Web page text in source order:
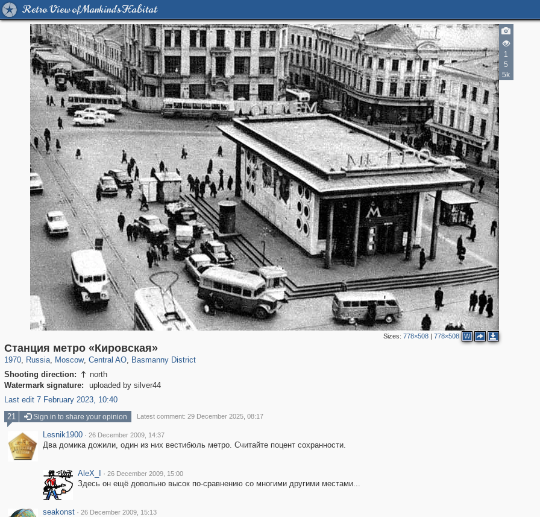
Retro View of Mankind's Habitat
1
5
5k
Sizes: 778×508| 778×508 W
Станция метро «Кировская»
1970, Russia
1,405,989 29,243
, Moscow
319,716 8,286
, Central AO
159,930 5,916
, Basmanny District
13,198
Shooting direction:  north
Watermark signature:
uploaded by silver44
Last edit 7 February 2023, 10:40
21 Sign in to share your opinion Latest comment: 29 December 2025, 08:17
Lesnik1900 · 26 December 2009, 14:37
Два домика дожили, один из них вестибюль метро. Считайте поцент сохранности.
AleX_I · 26 December 2009, 15:00
Здесь он ещё довольно высок по-сравнению со многими другими местами...
seakonst · 26 December 2009, 15:13